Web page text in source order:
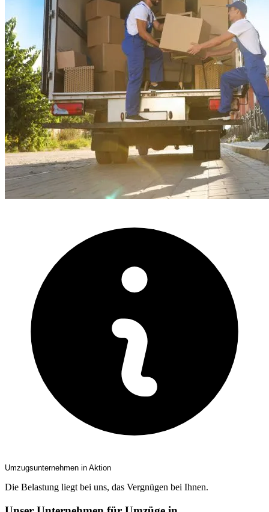
Umzugsunternehmen in Aktion
Die Belastung liegt bei uns, das Vergnügen bei Ihnen.